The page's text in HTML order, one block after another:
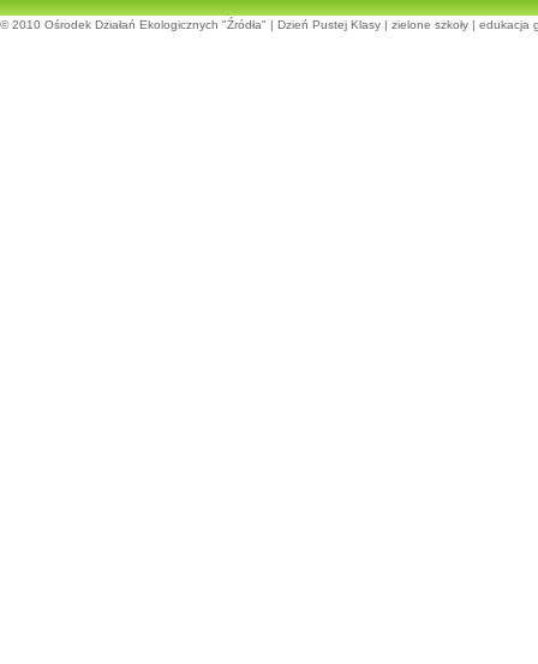
© 2010 Ośrodek Działań Ekologicznych "Źródła" | Dzień Pustej Klasy | zielone szkoły | edukacja